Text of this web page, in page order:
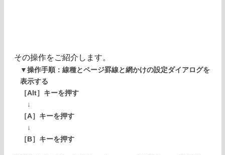
その操作をご紹介します。
▼操作手順：線種とページ罫線と網かけの設定ダイアログを
表示する
［Alt］キーを押す
↓
［A］キーを押す
↓
［B］キーを押す